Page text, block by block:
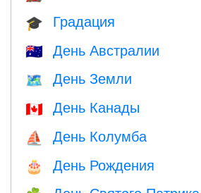
🎓 Градация
🇦🇺 День Австралии
🗺️ День Земли
🇨🇦 День Канады
⛵️ День Колумба
🎂 День Рождения